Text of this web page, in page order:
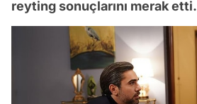
reyting sonuçlarını merak etti.